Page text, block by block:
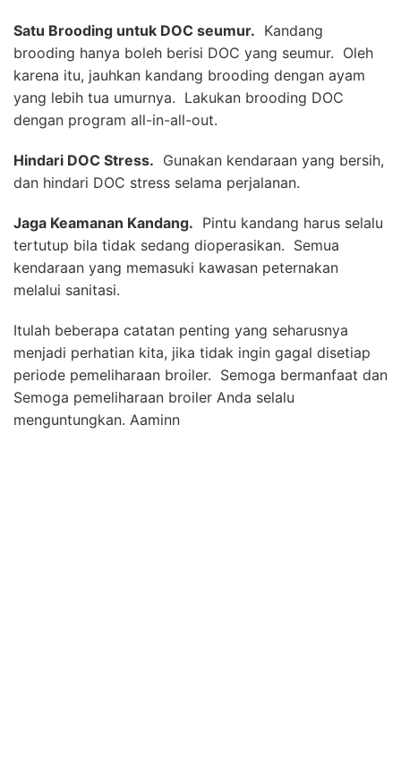
Satu Brooding untuk DOC seumur. Kandang
brooding hanya boleh berisi DOC yang seumur. Oleh
karena itu, jauhkan kandang brooding dengan ayam
yang lebih tua umurnya. Lakukan brooding DOC
dengan program all-in-all-out.
Hindari DOC Stress. Gunakan kendaraan yang bersih,
dan hindari DOC stress selama perjalanan.
Jaga Keamanan Kandang. Pintu kandang harus selalu
tertutup bila tidak sedang dioperasikan. Semua
kendaraan yang memasuki kawasan peternakan
melalui sanitasi.
Itulah beberapa catatan penting yang seharusnya
menjadi perhatian kita, jika tidak ingin gagal disetiap
periode pemeliharaan broiler. Semoga bermanfaat dan
Semoga pemeliharaan broiler Anda selalu
menguntungkan. Aaminn